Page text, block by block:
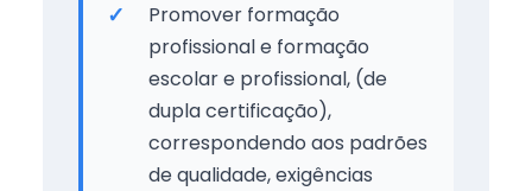
Promover formação
profissional e formação
escolar e profissional, (de
dupla certificação),
correspondendo aos padrões
de qualidade, exigências